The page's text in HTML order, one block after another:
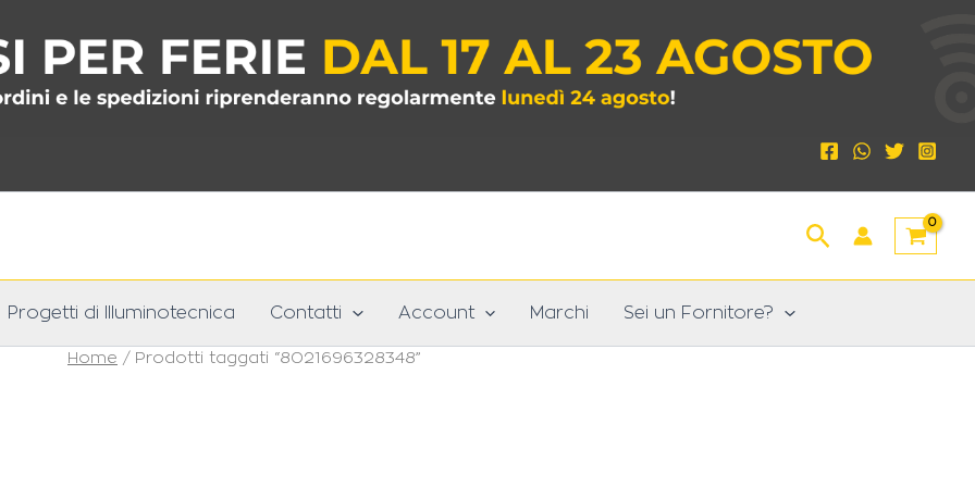
Cerca
Progetti di Illuminotecnica Contatti Account Marchi Sei un Fornitore?
Home / Prodotti taggati “8021696328348”